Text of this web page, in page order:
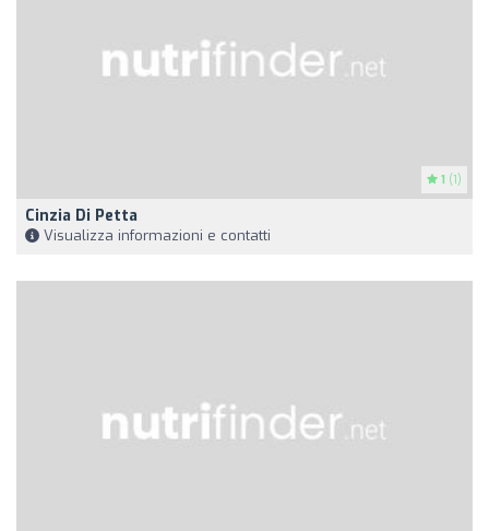
1 (1)
Cinzia Di Petta
Visualizza informazioni e contatti